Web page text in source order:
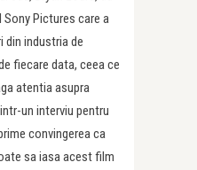
Pictures care a
industria de
fiecare data, ceea ce
atentia asupra
un interviu pentru
convingerea ca
sa iasa acest film